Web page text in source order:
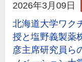
2026年3月09日
北海道大学ワク
授と塩野義製薬
彦主席研究員ら